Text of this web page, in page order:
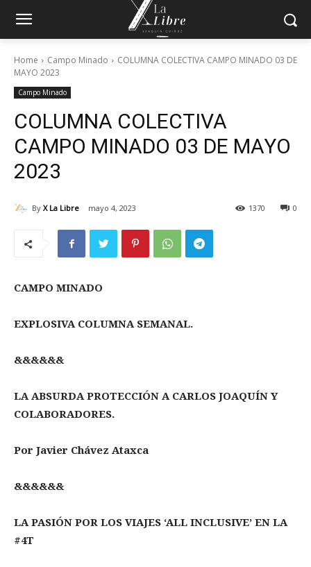
Home Campo Minado
COLUMNA COLECTIVA CAMPO MINADO 03 DE
MAYO 2023
Campo Minado
COLUMNA COLECTIVA
CAMPO MINADO 03 DE MAYO
2023
By X La Libre mayo 4, 2023 0
1370
CAMPO MINADO
EXPLOSIVA COLUMNA SEMANAL.
&&&&&&
LA ABSURDA PROTECCIÓN A CARLOS JOAQUÍN Y
COLABORADORES.
Por Javier Chávez Ataxca
&&&&&&
LA PASIÓN POR LOS VIAJES ‘ALL INCLUSIVE’ EN LA
#4T